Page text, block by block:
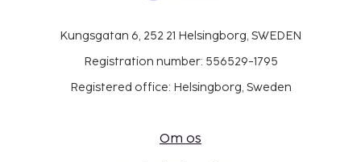
Kungsgatan 6, 252 21 Helsingborg, SWEDEN
Registration number: 556529-1795
Registered office: Helsingborg, Sweden
Om os